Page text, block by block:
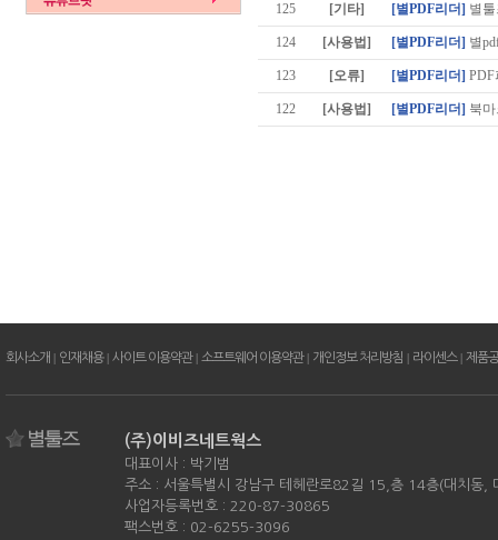
125 [기타] [별PDF리더] 별
124 [사용법] [별PDF리더] 별
123 [오류] [별PDF리더]
122 [사용법] [별PDF리더] 북
회사소개 | 인재채용| 사이트 이용약관| 소프트웨어 이용약관| 개인정보 처리방침 | 라이센스| 제품
(주)이비즈네트웍스
대표이사 : 박기범
주소 : 서울특별시 강남구 테헤란로82길 15,층 14층(대치동,
사업자등록번호 : 220-87-30865
팩스번호 : 02-6255-3096